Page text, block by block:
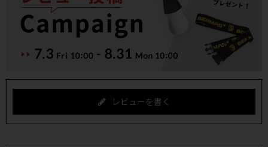
レビューを書く